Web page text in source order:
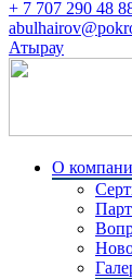
+ 7 707 290 48
Атырау
О